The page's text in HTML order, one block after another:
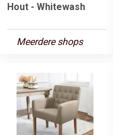
Hout - Whitewash
Meerdere shops